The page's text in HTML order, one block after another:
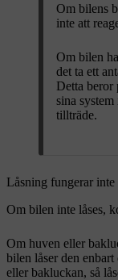
Om bilens
inte att
Om bilen
det ta ett
Detta beror
sina
tillträde.
Låsning fungerar inte
Om bilen inte låses,
Om huven eller
bilen låser den
eller bakluckan, så